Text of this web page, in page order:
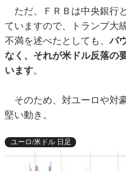
ただ、ＦＲＢは中央銀行
ていますので、トランプ大
不満を述べたとしても、パ
なく、それが米ドル反落の
います。
そのため、対ユーロや対
堅い動き。
ユーロ/米ドル 日足